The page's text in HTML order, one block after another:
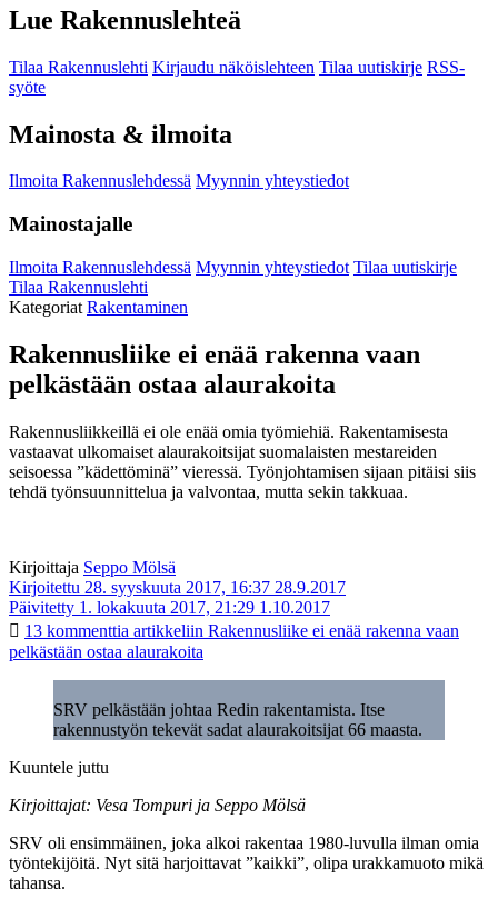
Lue Rakennuslehteä
Tilaa Rakennuslehti Kirjaudu näköislehteen Tilaa uutiskirje RSS-
syöte
Mainosta & ilmoita
Ilmoita Rakennuslehdessä Myynnin yhteystiedot
Mainostajalle
Ilmoita Rakennuslehdessä Myynnin yhteystiedot Tilaa uutiskirje
Tilaa Rakennuslehti
Kategoriat Rakentaminen
Rakennusliike ei enää rakenna vaan
pelkästään ostaa alaurakoita
Rakennusliikkeillä ei ole enää omia työmiehiä. Rakentamisesta
vastaavat ulkomaiset alaurakoitsijat suomalaisten mestareiden
seisoessa ”kädettöminä” vieressä. Työnjohtamisen sijaan pitäisi siis
tehdä työnsuunnittelua ja valvontaa, mutta sekin takkuaa.
Kirjoittaja Seppo Mölsä
Kirjoitettu 28. syyskuuta 2017, 16:37 28.9.2017
Päivitetty 1. lokakuuta 2017, 21:29 1.10.2017
13 kommenttia artikkeliin Rakennusliike ei enää rakenna vaan
pelkästään ostaa alaurakoita
SRV pelkästään johtaa Redin rakentamista. Itse
rakennustyön tekevät sadat alaurakoitsijat 66 maasta.
Kuuntele juttu
Kirjoittajat: Vesa Tompuri ja Seppo Mölsä
SRV oli ensimmäinen, joka alkoi rakentaa 1980-luvulla ilman omia
työntekijöitä. Nyt sitä harjoittavat ”kaikki”, olipa urakkamuoto mikä
tahansa.